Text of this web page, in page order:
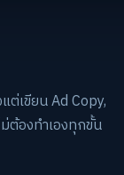
ต่เขียน Ad Copy,
ต้องทำเองทุกขั้น